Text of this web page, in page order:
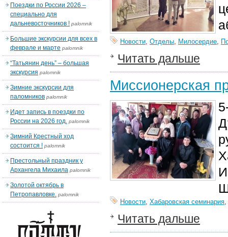
Новости, Отделы, Милосердие,
Читать дальше
Миссионерская
Новости, Хабаровская семинария,
Читать дальше
Поездки по России 2026 –
специально для
дальневосточников ! palomnik
Большие экскурсии для всех в
феврале и марте palomnik
“Татьянин день” – большая
экскурсия palomnik
Зимние экскурсии для
паломников palomnik
Идет запись в поездки по
России на 2026 год. palomnik
Зимний Крестный ход
состоится ! palomnik
Престольный праздник у
Архангела Михаила palomnik
Золотой октябрь в
Петропавловке. palomnik